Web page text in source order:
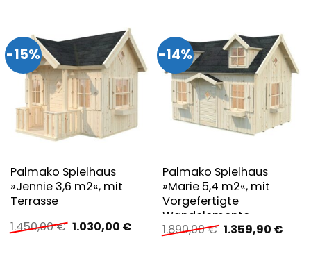
-15%
Palmako Spielhaus
»Jennie 3,6 m2«, mit
Terrasse
1.450,00€ Ursprünglicher
1.030,00 €Aktueller
-14%
Palmako Spielhaus
»Marie 5,4 m2«, mit
Vorgefertigte
Wandelemente
1.890,00€ Ursprünglicher
1.359,90 €